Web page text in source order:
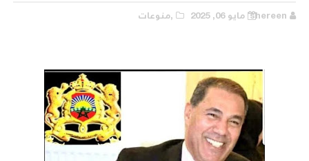
shereen مايو 06, 2025 ,منوعات